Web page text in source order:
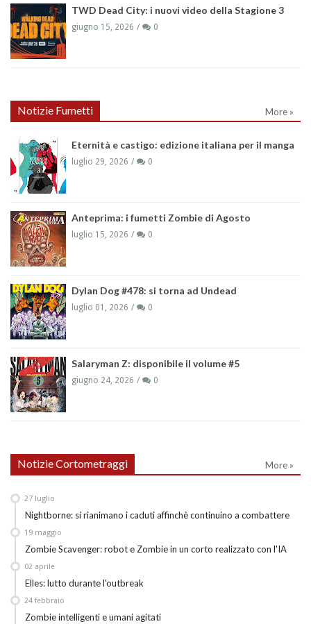
TWD Dead City: i nuovi video della Stagione 3
giugno 15, 2026 0
Notizie Fumetti More »
Eternità e castigo: edizione italiana per il manga
luglio 29, 2026 0
Anteprima: i fumetti Zombie di Agosto
luglio 15, 2026 0
Dylan Dog #478: si torna ad Undead
luglio 01, 2026 0
Salaryman Z: disponibile il volume #5
giugno 24, 2026 0
Notizie Cortometraggi More »
Nightborne: si rianimano i caduti affinchè continuino a combattere
27 luglio
Zombie Scavenger: robot e Zombie in un corto realizzato con l'IA
19 maggio
Elles: lutto durante l'outbreak
02 aprile
Zombie intelligenti e umani agitati
24 febbraio